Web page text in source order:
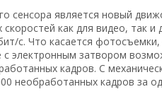
сенсора является новый
как для видео, так
с. Что касается
электронным затвором
кадров. С
необработанных кадров за